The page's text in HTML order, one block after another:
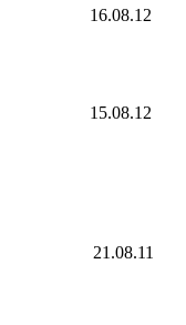
16.08.12
15.08.12
21.08.11